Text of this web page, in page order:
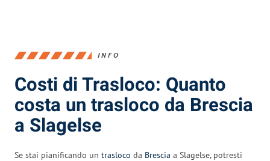
INFO
Costi di Trasloco: Quanto
costa un trasloco da Brescia
a Slagelse
Se stai pianificando un trasloco da Brescia a Slagelse, potresti